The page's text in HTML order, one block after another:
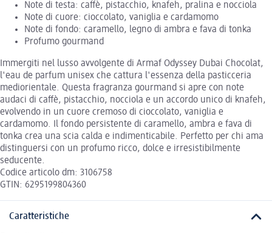
Note di testa: caffè, pistacchio, knafeh, pralina e nocciola
Note di cuore: cioccolato, vaniglia e cardamomo
Note di fondo: caramello, legno di ambra e fava di tonka
Profumo gourmand
Immergiti nel lusso avvolgente di Armaf Odyssey Dubai Chocolat,
l'eau de parfum unisex che cattura l'essenza della pasticceria
mediorientale. Questa fragranza gourmand si apre con note
audaci di caffè, pistacchio, nocciola e un accordo unico di knafeh,
evolvendo in un cuore cremoso di cioccolato, vaniglia e
cardamomo. Il fondo persistente di caramello, ambra e fava di
tonka crea una scia calda e indimenticabile. Perfetto per chi ama
distinguersi con un profumo ricco, dolce e irresistibilmente
seducente.
Codice articolo dm: 3106758
GTIN: 6295199804360
Caratteristiche